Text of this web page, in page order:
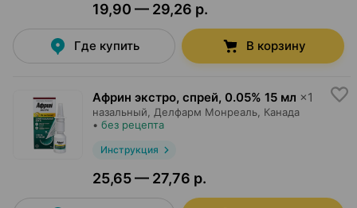
19,90 — 29,26 р.
Где купить В корзину
Африн экстро, спрей, 0.05% 15 мл ×1
назальный, Делфарм Монреаль , Канада
• без рецепта
Инструкция
25,65 — 27,76 р.